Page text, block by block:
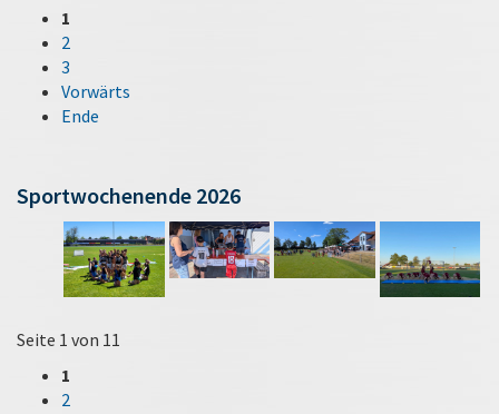
1
2
3
Vorwärts
Ende
Sportwochenende 2026
Seite 1 von 11
1
2